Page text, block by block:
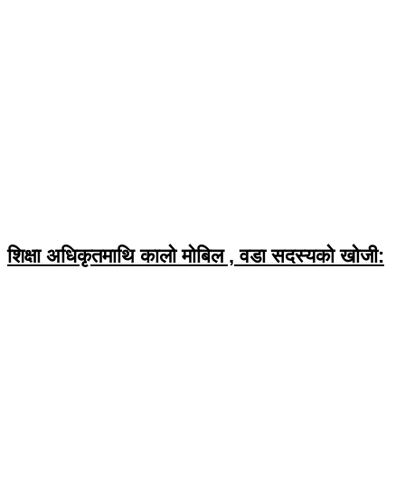
शिक्षा अधिकृतमाथि कालो मोबिल , वडा सदस्यको खोजी: